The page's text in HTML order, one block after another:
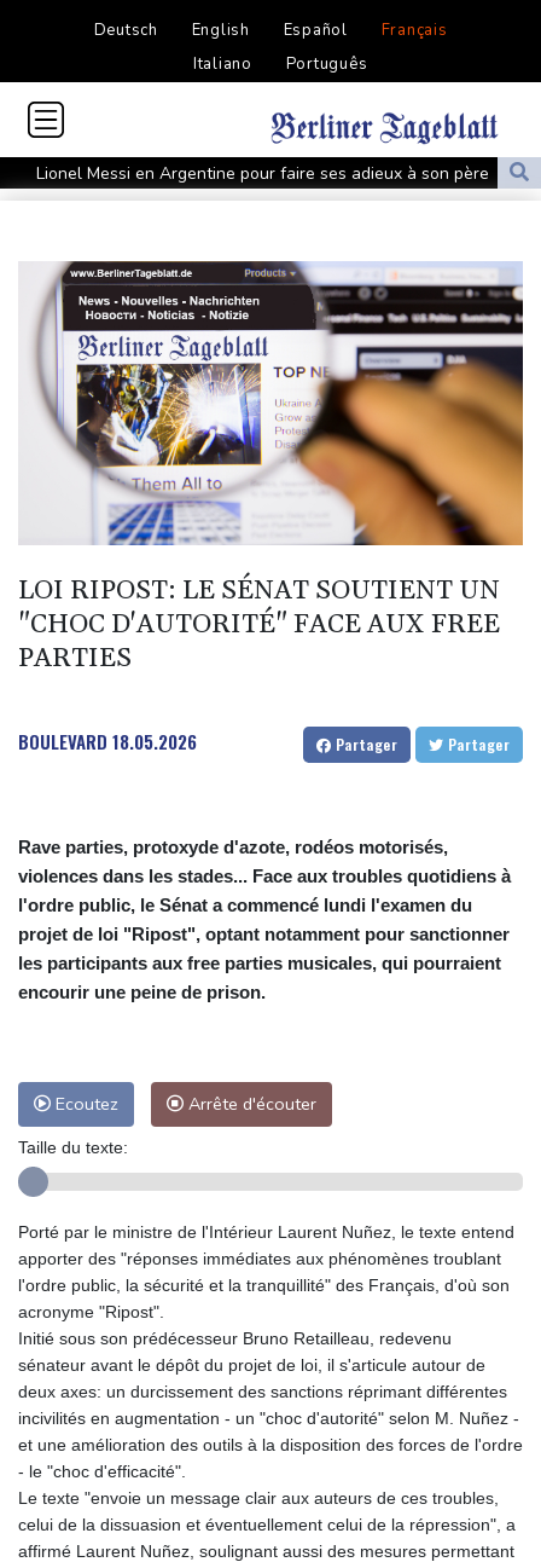
Deutsch English Español
Français
Italiano
Português
Lionel Messi en Argentine pour faire ses adieux à son père
décédé
Colombie: deux attaques marquent le premier jour du président
de la Espriella au pouvoir
MotoGP: "Confiant" et dominateur, Martin favori à Silverstone
Tour de France: Vollering domine Niewiadoma à Nice et endosse
le maillot jaune
Retour timide des touristes au Porge, encore meurtri par le
mégafeu
Zelensky avertit que l'hiver sera difficile pour l'Ukraine, 4 morts
dans des frappes dans la région de Kiev
Que peut-on attendre du pacte de défense scellé par Ryad,
Ankara et Islamabad?
Foot: le père et agent de Lionel Messi décède à l'âge de 68 ans
LOI RIPOST: LE SÉNAT SOUTIENT UN
"CHOC D'AUTORITÉ" FACE AUX FREE
PARTIES
BOULEVARD 18.05.2026 Partager Partager
Rave parties, protoxyde d'azote, rodéos motorisés,
violences dans les stades... Face aux troubles quotidiens à
l'ordre public, le Sénat a commencé lundi l'examen du
projet de loi "Ripost", optant notamment pour sanctionner
les participants aux free parties musicales, qui pourraient
encourir une peine de prison.
Ecoutez Arrête d'écouter
Taille du texte:
Porté par le ministre de l'Intérieur Laurent Nuñez, le texte entend
apporter des "réponses immédiates aux phénomènes troublant
l'ordre public, la sécurité et la tranquillité" des Français, d'où son
acronyme "Ripost".
Initié sous son prédécesseur Bruno Retailleau, redevenu
sénateur avant le dépôt du projet de loi, il s'articule autour de
deux axes: un durcissement des sanctions réprimant différentes
incivilités en augmentation - un "choc d'autorité" selon M. Nuñez -
et une amélioration des outils à la disposition des forces de l'ordre
- le "choc d'efficacité".
Le texte "envoie un message clair aux auteurs de ces troubles,
celui de la dissuasion et éventuellement celui de la répression", a
affirmé Laurent Nuñez, soulignant aussi des mesures permettant